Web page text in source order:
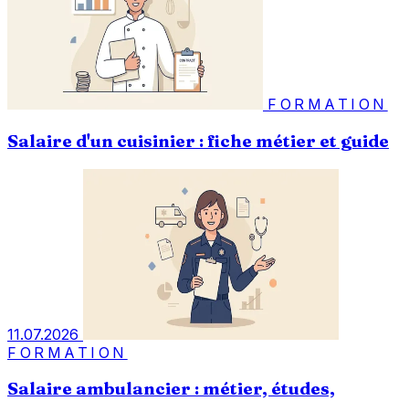
FORMATION
Salaire d'un cuisinier : fiche métier et guide
11.07.2026
FORMATION
Salaire ambulancier : métier, études,